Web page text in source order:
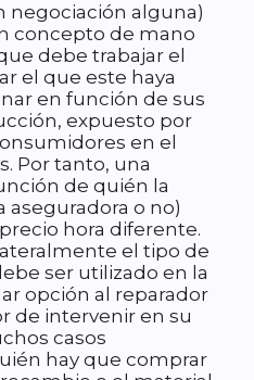
negociación alguna)
concepto de mano
debe trabajar el
el que este haya
en función de sus
expuesto por
en el
Por tanto, una
de quién la
aseguradora o no)
hora diferente.
el tipo de
ser utilizado en la
opción al reparador
de intervenir en su
casos
hay que comprar